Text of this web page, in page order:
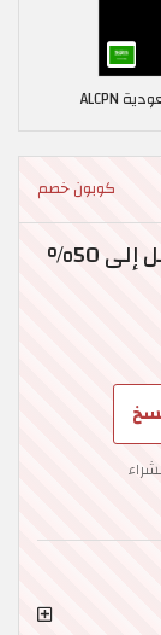
كوبون خصم
كوبون خصم Tavola 2026 | خصم يصل إلى 50%